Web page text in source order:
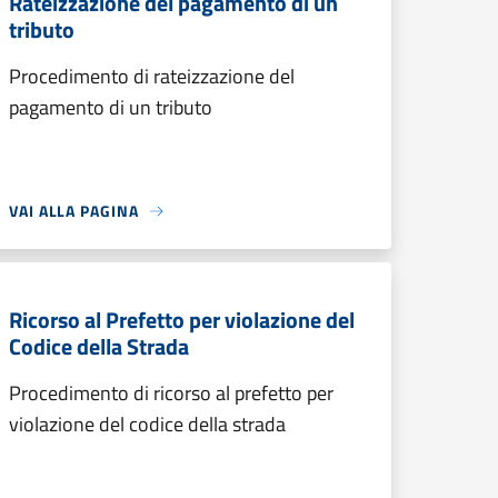
tributo
Procedimento di rateizzazione del
pagamento di un tributo
VAI ALLA PAGINA
Ricorso al Prefetto per violazione del
Codice della Strada
Procedimento di ricorso al prefetto per
violazione del codice della strada